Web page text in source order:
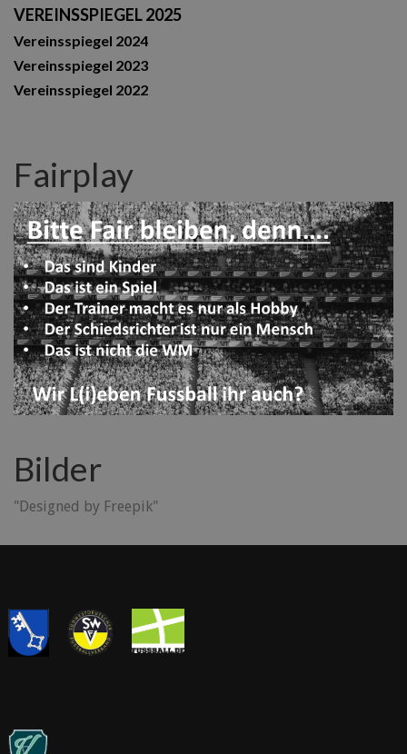
VEREINSSPIEGEL 2025
Vereinsspiegel 2024
Vereinsspiegel 2023
Vereinsspiegel 2022
Fairplay
Bilder
"Designed by Freepik"